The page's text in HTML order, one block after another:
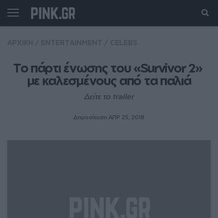
Το πάρτι ένωσης του «Survivor 2»
με καλεσμένους από τα παλιά
Δείτε το trailer
Δημοσίευση ΑΠΡ 25, 2018